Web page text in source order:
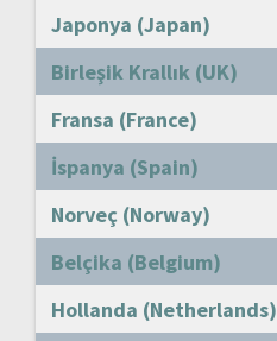
Japonya (Japan)
Birleşik Krallık (UK)
Fransa (France)
İspanya (Spain)
Norveç (Norway)
Belçika (Belgium)
Hollanda (Netherlands)